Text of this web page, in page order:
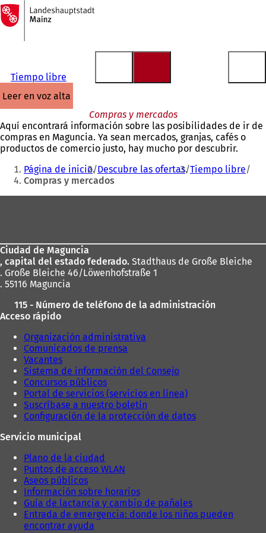
Saltar al contenido
A
la
página
Tiempo libre
leer en voz alta
Compras y mercados
Aquí encontrará información sobre las posibilidades de ir de
compras en Maguncia. Ya sean mercados, granjas, cafés o
productos de comercio justo, hay mucho por descubrir.
Estás
aquí:
Página de inicio Descubre las ofertas Tiempo libre
Compras y mercados
pies
Ciudad de Maguncia
, capital del estado federado. Stadthaus de Große Bleiche
. Große Bleiche 46/Löwenhofstraße 1
. 55116 Maguncia
115 - Número de teléfono de la administración
Acceso rápido
Organización administrativa
Comunicados de prensa
Vacantes
Sistema de información del Consejo
Concursos públicos
Portal de servicios (servicios en línea)
Suscríbase a nuestro boletín
Configuración de la protección de datos
Servicio municipal
Plano de la ciudad
Puntos de acceso WLAN
Aseos públicos
Información sobre horarios
Guía de lactancia y cambio de pañales
Entrada de emergencia: donde los niños pueden
encontrar ayuda